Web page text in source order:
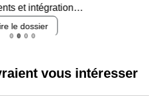
et intégration…
le dossier
vous intéresser